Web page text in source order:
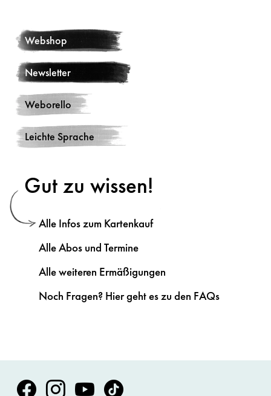
Webshop
Newsletter
Weborello
Leichte Sprache
Gut zu wissen!
Alle Infos zum Kartenkauf
Alle Abos und Termine
Alle weiteren Ermäßigungen
Noch Fragen? Hier geht es zu den FAQs
Volksoper Facebook
Volksoper Instagram
Volksoper Youtube
Volksoper TikTok